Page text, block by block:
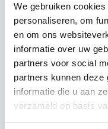
We gebruiken
personaliseren, om
en om ons
informatie over uw
partners voor social
partners kunnen deze
informatie die u aan
verzameld op basis
Overstap
Betekenis
Visum aanvragen